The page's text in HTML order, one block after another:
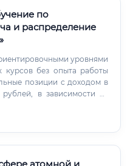
по
и распределение
уровнями
курсов без опыта работы
позиции с доходом в
в зависимости от